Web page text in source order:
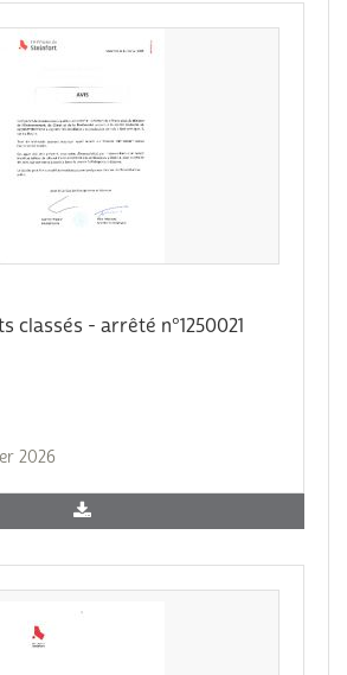
classés - arrêté n°1250021
2026